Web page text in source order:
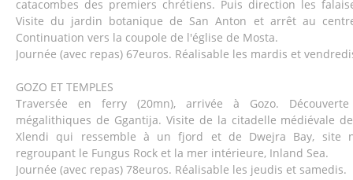
catacombes des premiers chrétiens. Puis direction les
Visite du jardin botanique de San Anton et arrêt au
Continuation vers la coupole de l'église de Mosta.
Journée (avec repas) 67euros. Réalisable les mardis et
GOZO ET TEMPLES
Traversée en ferry (20mn), arrivée à Gozo.
mégalithiques de Ggantija. Visite de la citadelle médiévale
Xlendi qui ressemble à un fjord et de Dwejra Bay, site
regroupant le Fungus Rock et la mer intérieure, Inland Sea.
Journée (avec repas) 78euros. Réalisable les jeudis et samedis.